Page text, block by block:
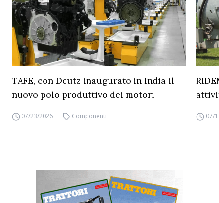
TAFE, con Deutz inaugurato in India il
nuovo polo produttivo dei motori
07/23/2026 Componenti 07/